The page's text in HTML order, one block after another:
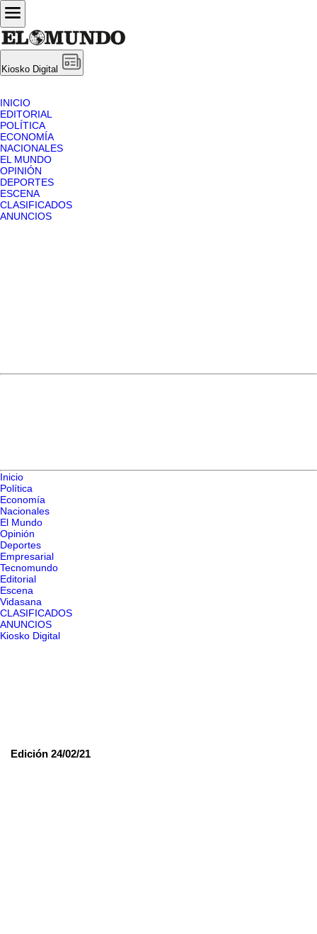
Kiosko Digital
INICIO
EDITORIAL
POLÍTICA
ECONOMÍA
NACIONALES
EL MUNDO
OPINIÓN
DEPORTES
ESCENA
CLASIFICADOS
ANUNCIOS
Inicio
Política
Economía
Nacionales
El Mundo
Opinión
Deportes
Empresarial
Tecnomundo
Editorial
Escena
Vidasana
CLASIFICADOS
ANUNCIOS
Kiosko Digital
Edición 24/02/21